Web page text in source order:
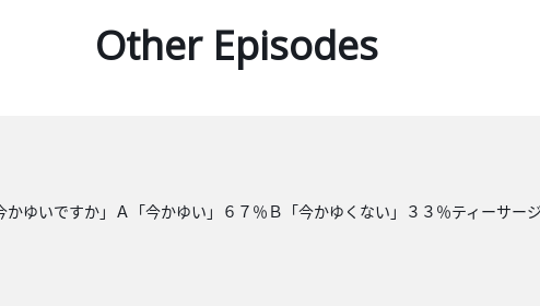
Other Episodes
ゆいですか」Ａ「今かゆい」６７％Ｂ「今かゆくない」３３％ティーサー